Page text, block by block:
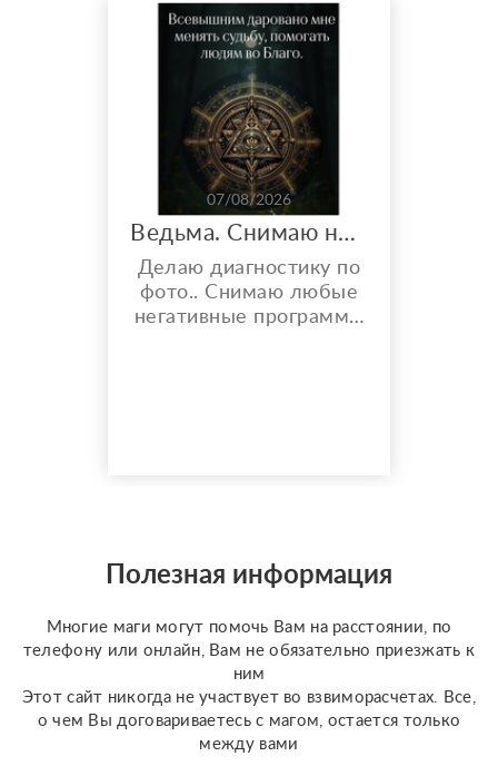
07/08/2026
Ведьма. Снимаю негативные воздействия. Увеличиваю финансовые потоки и многое другое..
Делаю диагностику по
фото.. Снимаю любые
негативные программы
и вы будете полностью
защищены не на время,
люб...
Полезная информация
Многие маги могут помочь Вам на расстоянии, по
телефону или онлайн, Вам не обязательно приезжать к
ним
Этот сайт никогда не участвует во взвиморасчетах. Все,
о чем Вы договариваетесь с магом, остается только
между вами